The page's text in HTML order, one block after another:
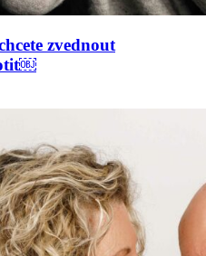
zvednout